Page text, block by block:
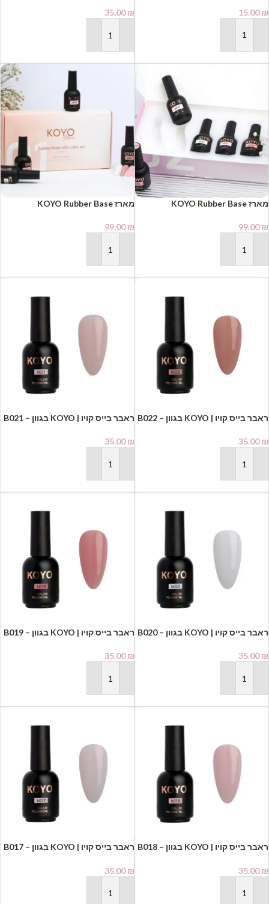
15.00₪
הוספה לסל
35.00₪
הוספה לסל
מארז KOYO Rubber Base
ראבר טבעיים לחיזוק ומבנה אנטומי
99.00₪
הוספה לסל
מארז KOYO Rubber Base
99.00₪
הוספה לסל
ראבר בייס קויו | KOYO בגוון B022 –
35.00₪
הוספה לסל
ראבר בייס קויו | KOYO בגוון B021 –
35.00₪
הוספה לסל
ראבר בייס קויו | KOYO בגוון B020 –
35.00₪
הוספה לסל
ראבר בייס קויו | KOYO בגוון B019 –
35.00₪
הוספה לסל
ראבר בייס קויו | KOYO בגוון B018 –
35.00₪
הוספה לסל
ראבר בייס קויו | KOYO בגוון B017 –
35.00₪
הוספה לסל